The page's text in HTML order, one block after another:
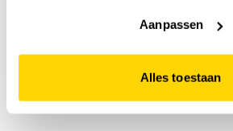
website niet optimaal functioneert.
Aanpassen
Alles toestaan